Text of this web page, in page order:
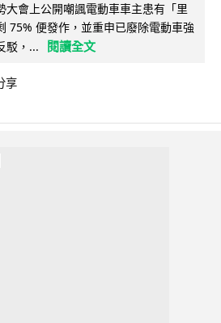
大會上公開嘲諷電動車車主患有「里
75% 便發作，並重申已廢除電動車強
駁，...
閱讀全文
享